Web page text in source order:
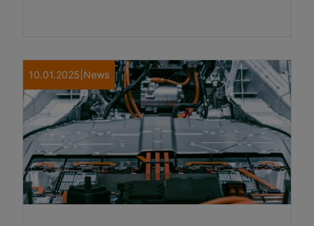
10.01.2025 News